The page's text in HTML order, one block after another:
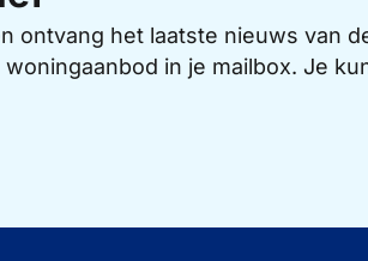
ontvang het laatste nieuws van
in je mailbox. Je